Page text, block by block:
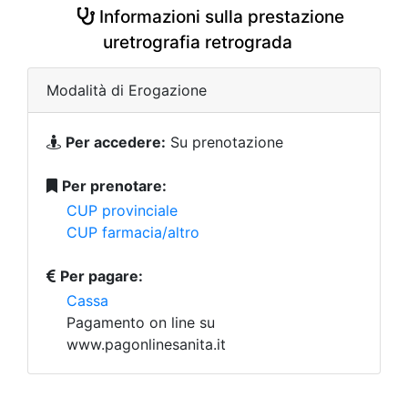
Informazioni sulla prestazione
uretrografia retrograda
Modalità di Erogazione
Per accedere: Su prenotazione
Per prenotare:
CUP provinciale
CUP farmacia/altro
Per pagare:
Cassa
Pagamento on line su
www.pagonlinesanita.it